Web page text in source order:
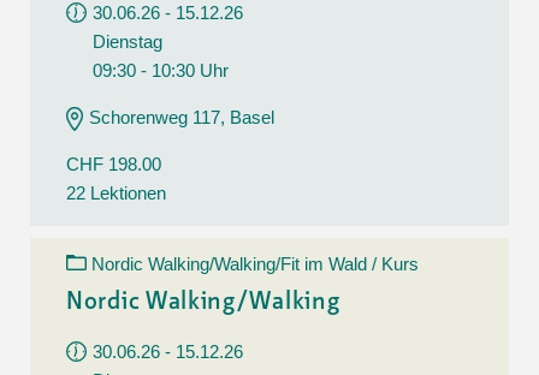
30.06.26 - 15.12.26
Dienstag
09:30 - 10:30 Uhr
Schorenweg 117, Basel
CHF 198.00
22 Lektionen
Nordic Walking/Walking/Fit im Wald / Kurs
Nordic Walking/Walking
30.06.26 - 15.12.26